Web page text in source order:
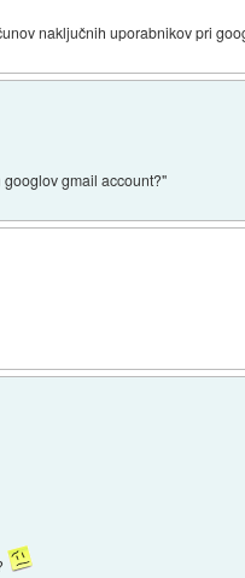
naključnih uporabnikov pri
gmail account?"